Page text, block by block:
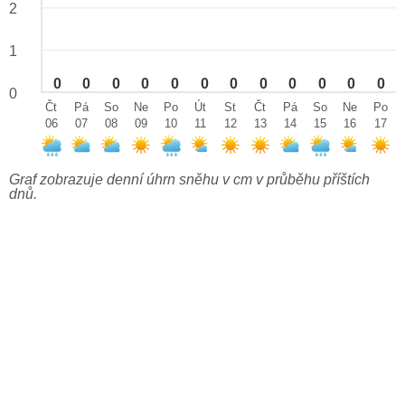
0 0 0 0 0 0 0 0 0 0 0 0
2
1
0
Čt
06
Pá
07
So
08
Ne
09
Po
10
Út
11
St
12
Čt
13
Pá
14
So
15
Ne
16
Po
17
Graf zobrazuje denní úhrn sněhu v cm v průběhu příštích
dnů.